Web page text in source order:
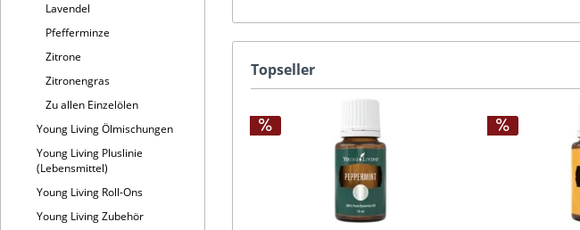
Lavendel
Pfefferminze
Zitrone
Zitronengras
Zu allen Einzelölen
Young Living Ölmischungen
Young Living Pluslinie
(Lebensmittel)
Young Living Roll-Ons
Young Living Zubehör
Topseller